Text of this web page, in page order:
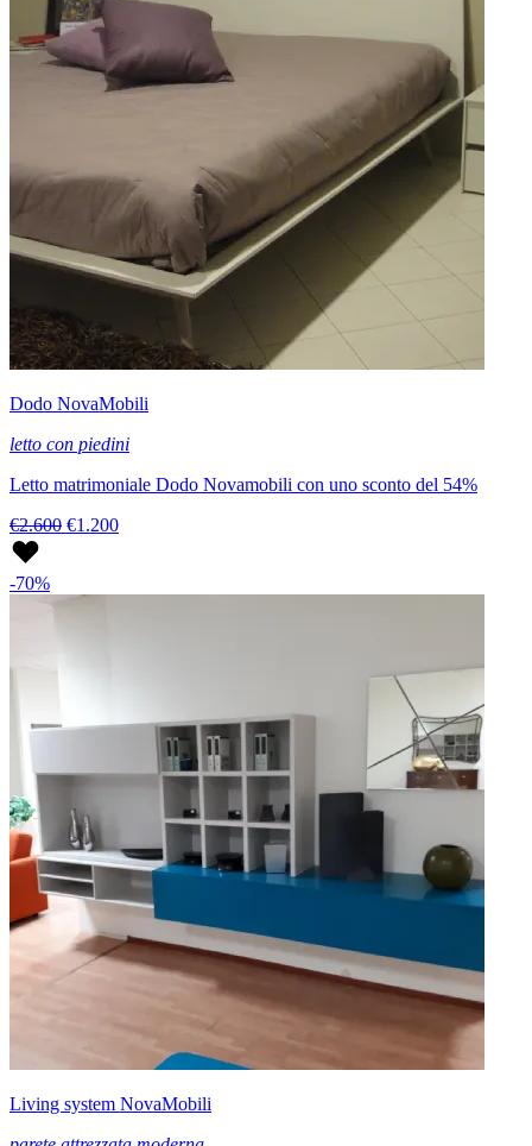
Dodo NovaMobili
letto con piedini
Letto matrimoniale Dodo Novamobili con uno sconto del 54%
€2.600 €1.200
-70%
Living system NovaMobili